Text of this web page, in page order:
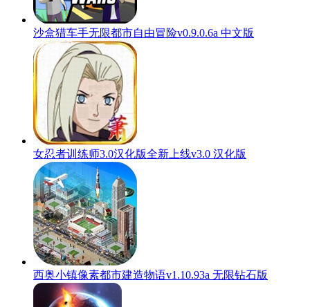
沙盒猎车手无限都市自由冒险v0.9.0.6a 中文版
女忍者训练师3.0汉化版全新上线v3.0 汉化版
西奥小镇像素都市建造物语v1.10.93a 无限钻石版